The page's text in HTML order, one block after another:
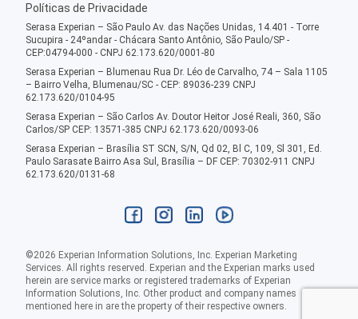
Políticas de Privacidade
Serasa Experian – São Paulo Av. das Nações Unidas, 14.401 - Torre
Sucupira - 24ºandar - Chácara Santo Antônio, São Paulo/SP -
CEP:04794-000 - CNPJ 62.173.620/0001-80
Serasa Experian – Blumenau Rua Dr. Léo de Carvalho, 74 – Sala 1105
– Bairro Velha, Blumenau/SC - CEP: 89036-239 CNPJ
62.173.620/0104-95
Serasa Experian – São Carlos Av. Doutor Heitor José Reali, 360, São
Carlos/SP CEP: 13571-385 CNPJ 62.173.620/0093-06
Serasa Experian – Brasília ST SCN, S/N, Qd 02, Bl C, 109, Sl 301, Ed.
Paulo Sarasate Bairro Asa Sul, Brasília – DF CEP: 70302-911 CNPJ
62.173.620/0131-68
©2026 Experian Information Solutions, Inc. Experian Marketing
Services. All rights reserved. Experian and the Experian marks used
herein are service marks or registered trademarks of Experian
Information Solutions, Inc. Other product and company names
mentioned here in are the property of their respective owners.